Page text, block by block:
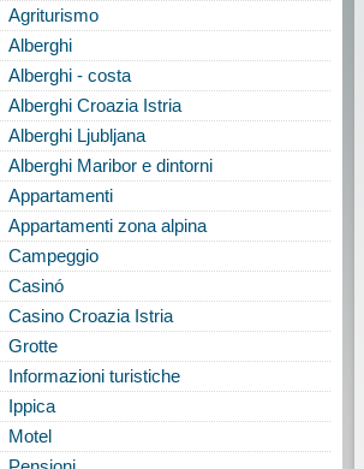
Agriturismo
Alberghi
Alberghi - costa
Alberghi Croazia Istria
Alberghi Ljubljana
Alberghi Maribor e dintorni
Appartamenti
Appartamenti zona alpina
Campeggio
Casinó
Casino Croazia Istria
Grotte
Informazioni turistiche
Ippica
Motel